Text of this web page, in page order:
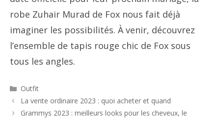
robe Zuhair Murad de Fox nous fait déjà
imaginer les possibilités. À venir, découvrez
l’ensemble de tapis rouge chic de Fox sous
tous les angles.
Catégories
Outfit
Navigation
des
La vente ordinaire 2023 : quoi acheter et quand
Grammys 2023 : meilleurs looks pour les cheveux, le